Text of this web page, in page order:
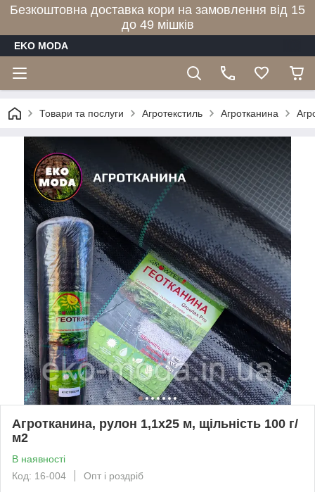
Безкоштовна доставка кори на замовлення від 15
до 49 мішків
EKO MODA
Товари та послуги Агротекстиль Агротканина
Агротканина, рулон 1,1х25 м, щільність 100 г/
м2
В наявності
Код: 16-004
Опт і роздріб